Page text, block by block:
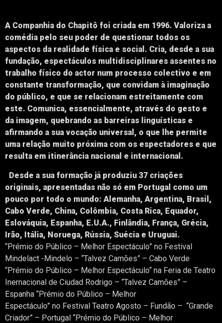
A Companhia do Chapitô foi criada em 1996. Valoriza a
comédia pelo seu poder de questionar todos os
aspectos da realidade física e social. Cria, desde a sua
fundação, espectáculos multidisciplinares assentes no
trabalho físico do actor num processo colectivo e em
constante transformação, que convidam à imaginação
do público, e que se relacionam estreitamente com
este. Comunica, essencialmente, através do gesto e
da imagem, quebrando as barreiras linguísticas e
afirmando a sua vocação universal, o que lhe permite
uma relação muito próxima com os espectadores e que
resulta em itinerância nacional e internacional.
Desde a sua formação já produziu 37 criações
originais, apresentadas não só em Portugal como um
pouco por todo o mundo: Alemanha, Argentina, Brasil,
Cabo Verde, China, Colômbia, Costa Rica, Equador,
Eslováquia, Espanha, E.U.A., Finlândia, França, Grécia,
Irão, Itália, Noruega, Rússia, Suécia e Uruguai.
“Prémio do Público – Melhor Espectáculo” no Festival
Mindelact -Mindelo – “Talvez Camões” – Cabo Verde
“Prémio do Público – Melhor Espectáculo“ na Feria de Teatro
Inernacional de Ciudad Rodrigo – “Talvez Camões” –
Espanha “Prémio do Público – Melhor
Espectáculo” no Festival Teatro Agosto – Fundão – “Grande
Criador” – Portugal “Prémio do Público – Melhor